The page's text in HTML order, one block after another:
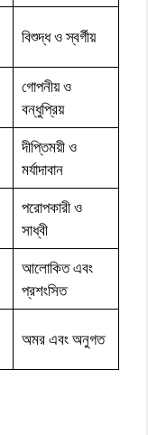
বিশুদ্ধ ও স্বর্গীয়
গোপনীয় ও
বন্ধুপ্রিয়
দীপ্তিময়ী ও
মর্যাদাবান
পরোপকারী ও
সাধ্বী
আলোকিত এবং
প্রশংসিত
অমর এবং অনুগত